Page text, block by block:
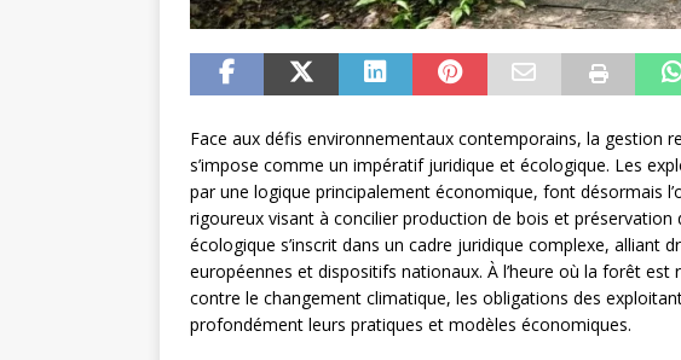
Face aux défis environnementaux contemporains, la gestion
s’impose comme un impératif juridique et écologique. Les
par une logique principalement économique, font désormais
rigoureux visant à concilier production de bois et
écologique s’inscrit dans un cadre juridique complexe, alliant
européennes et dispositifs nationaux. À l’heure où la forêt
contre le changement climatique, les obligations des
profondément leurs pratiques et modèles économiques.